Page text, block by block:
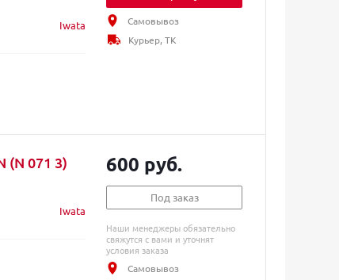
Iwata
Самовывоз
Курьер, ТК
Neo CN (N 071 3)
Iwata
600 руб.
Под заказ
Наши менеджеры обязательно
свяжутся с вами и уточнят
условия заказа
Самовывоз